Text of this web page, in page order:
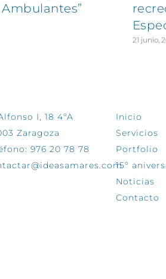
21 junio,
I, 18 4ºA
Zaragoza
976 20 78 78
Inicio
Servicios
Portfolio
15º
Noticias
Contacto